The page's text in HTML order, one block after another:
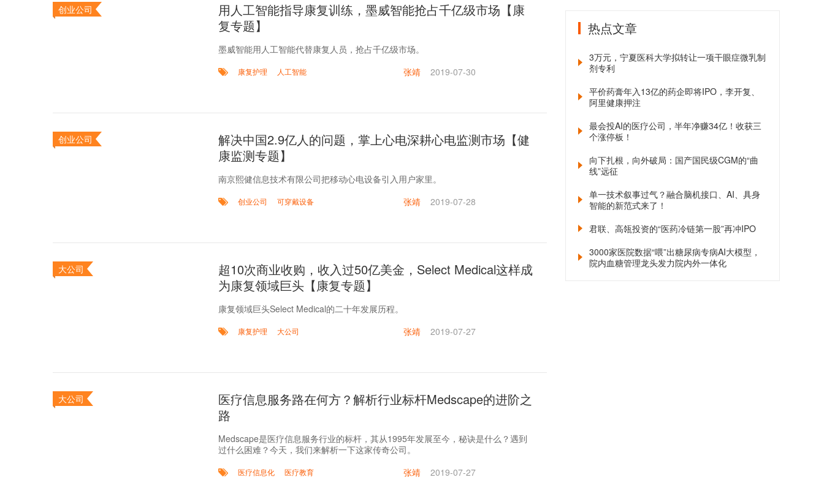
创业公司
用人工智能指导康复训练，墨威智能抢占千亿级市场【康
复专题】
墨威智能用人工智能代替康复人员，抢占千亿级市场。
康复护理 人工智能 张靖 2019-07-30
创业公司
解决中国2.9亿人的问题，掌上心电深耕心电监测市场【健
康监测专题】
南京熙健信息技术有限公司把移动心电设备引入用户家里。
创业公司 可穿戴设备 张靖 2019-07-28
大公司
超10次商业收购，收入过50亿美金，Select Medical这样成
为康复领域巨头【康复专题】
康复领域巨头Select Medical的二十年发展历程。
康复护理 大公司 张靖 2019-07-27
大公司
医疗信息服务路在何方？解析行业标杆Medscape的进阶之
路
Medscape是医疗信息服务行业的标杆，其从1995年发展至今，秘诀是什么？遇到
过什么困难？今天，我们来解析一下这家传奇公司。
医疗信息化 医疗教育 张靖 2019-07-27
热点文章
3万元，宁夏医科大学拟转让一项干眼症微乳制
剂专利
平价药膏年入13亿的药企即将IPO，李开复、
阿里健康押注
最会投AI的医疗公司，半年净赚34亿！收获三
个涨停板！
向下扎根，向外破局：国产国民级CGM的“曲
线”远征
单一技术叙事过气？融合脑机接口、AI、具身
智能的新范式来了！
君联、高瓴投资的“医药冷链第一股”再冲IPO
3000家医院数据“喂”出糖尿病专病AI大模型，
院内血糖管理龙头发力院内外一体化